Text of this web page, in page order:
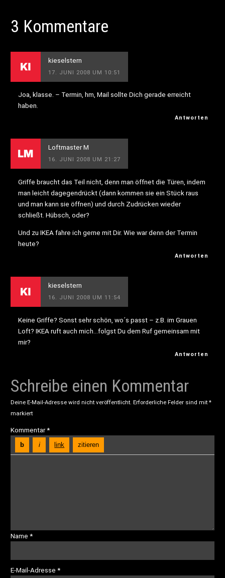
3 Kommentare
kieselstern
17. JUNI 2008 UM 10:51
Joa, klasse. – Termin, hm, Mail sollte Dich gerade erreicht
haben.
Antworten
Loftmaster M
16. JUNI 2008 UM 21:27
Griffe braucht das Teil nicht, denn man öffnet die Türen, indem
man leicht dagegendrückt (dann kommen sie ein Stück raus
und man kann sie öffnen) und durch Zudrücken wieder
schließt. Hübsch, oder?
Und zu IKEA fahre ich gerne mit Dir. Wie war denn der Termin
heute?
Antworten
kieselstern
16. JUNI 2008 UM 11:54
Keine Griffe? Sonst sehr schön, wo´s passt – z.B. im Grauen
Loft? IKEA ruft auch mich…folgst Du dem Ruf gemeinsam mit
mir?
Antworten
Schreibe einen Kommentar
Deine E-Mail-Adresse wird nicht veröffentlicht. Erforderliche Felder sind mit*
markiert
Kommentar*
Name*
E-Mail-Adresse*